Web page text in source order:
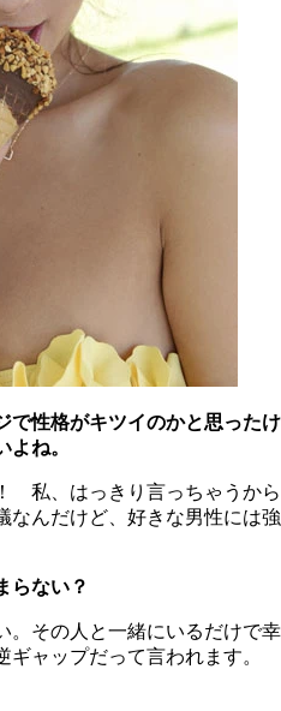
性格がキツイのかと思ったけ
ね。
私、はっきり言っちゃうから
なんだけど、好きな男性には強
ない？
その人と一緒にいるだけで幸
ャップだって言われます。